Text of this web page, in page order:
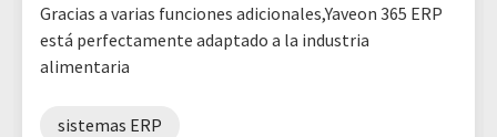
Gracias a varias funciones adicionales,Yaveon 365 ERP
está perfectamente adaptado a la industria
alimentaria
sistemas ERP